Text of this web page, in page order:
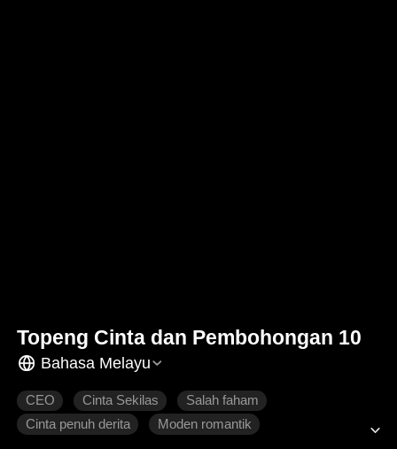
Topeng Cinta dan Pembohongan 10
Bahasa Melayu
CEO Cinta Sekilas
Salah faham
Cinta penuh derita
Moden romantik